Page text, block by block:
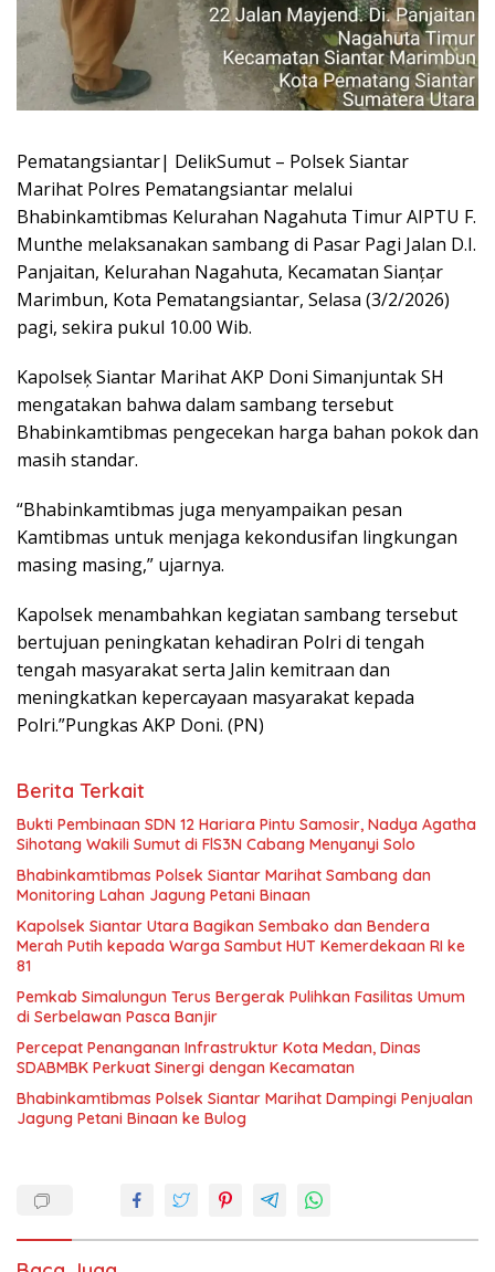
Pematangsiantar| DelikSumut – Polsek Siantar
Marihat Polres Pematangsiantar melalui
Bhabinkamtibmas Kelurahan Nagahuta Timur AIPTU F.
Munthe melaksanakan sambang di Pasar Pagi Jalan D.I.
Panjaitan, Kelurahan Nagahuta, Kecamatan Sianțar
Marimbun, Kota Pematangsiantar, Selasa (3/2/2026)
pagi, sekira pukul 10.00 Wib.
Kapolseķ Siantar Marihat AKP Doni Simanjuntak SH
mengatakan bahwa dalam sambang tersebut
Bhabinkamtibmas pengecekan harga bahan pokok dan
masih standar.
“Bhabinkamtibmas juga menyampaikan pesan
Kamtibmas untuk menjaga kekondusifan lingkungan
masing masing,” ujarnya.
Kapolsek menambahkan kegiatan sambang tersebut
bertujuan peningkatan kehadiran Polri di tengah
tengah masyarakat serta Jalin kemitraan dan
meningkatkan kepercayaan masyarakat kepada
Polri.”Pungkas AKP Doni. (PN)
Berita Terkait
Bukti Pembinaan SDN 12 Hariara Pintu Samosir, Nadya Agatha
Sihotang Wakili Sumut di FlS3N Cabang Menyanyi Solo
Bhabinkamtibmas Polsek Siantar Marihat Sambang dan
Monitoring Lahan Jagung Petani Binaan
Kapolsek Siantar Utara Bagikan Sembako dan Bendera
Merah Putih kepada Warga Sambut HUT Kemerdekaan RI ke
81
Pemkab Simalungun Terus Bergerak Pulihkan Fasilitas Umum
di Serbelawan Pasca Banjir
Percepat Penanganan Infrastruktur Kota Medan, Dinas
SDABMBK Perkuat Sinergi dengan Kecamatan
Bhabinkamtibmas Polsek Siantar Marihat Dampingi Penjualan
Jagung Petani Binaan ke Bulog